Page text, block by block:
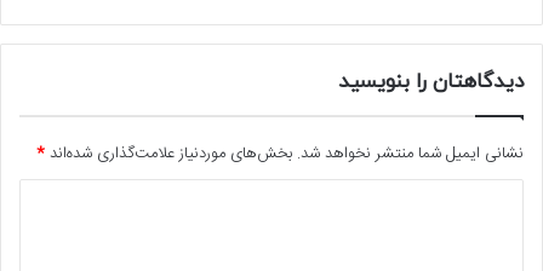
دیدگاهتان را بنویسید
نشانی ایمیل شما منتشر نخواهد شد. بخش‌های موردنیاز علامت‌گذاری شده‌اند*